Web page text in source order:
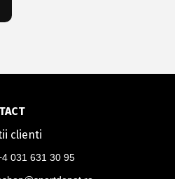
clienti
031 631 30 95